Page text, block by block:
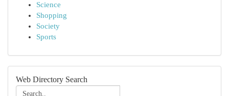
Science
Shopping
Society
Sports
Web Directory Search